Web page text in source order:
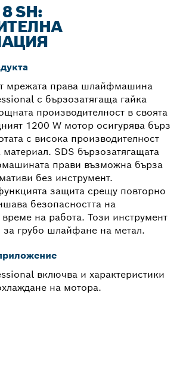
SH:
мрежата права шлайфмашина
с бързозатягаща гайка
производителност в своята
1200 W мотор осигурява бърз
с висока производителност
SDS бързозатягащата
прави възможна бърза
без инструмент.
защита срещу повторно
безопасността на
на работа. Този инструмент
за грубо шлайфане на метал.
включва и характеристики
на мотора.